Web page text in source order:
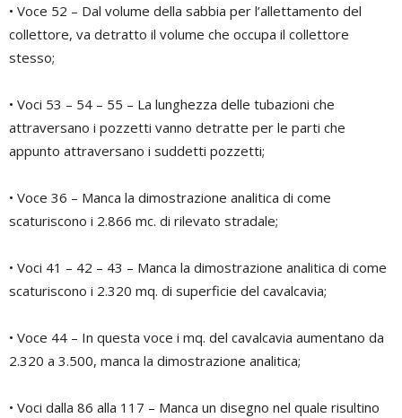
• Voce 52 – Dal volume della sabbia per l’allettamento del
collettore, va detratto il volume che occupa il collettore
stesso;
• Voci 53 – 54 – 55 – La lunghezza delle tubazioni che
attraversano i pozzetti vanno detratte per le parti che
appunto attraversano i suddetti pozzetti;
• Voce 36 – Manca la dimostrazione analitica di come
scaturiscono i 2.866 mc. di rilevato stradale;
• Voci 41 – 42 – 43 – Manca la dimostrazione analitica di come
scaturiscono i 2.320 mq. di superficie del cavalcavia;
• Voce 44 – In questa voce i mq. del cavalcavia aumentano da
2.320 a 3.500, manca la dimostrazione analitica;
• Voci dalla 86 alla 117 – Manca un disegno nel quale risultino